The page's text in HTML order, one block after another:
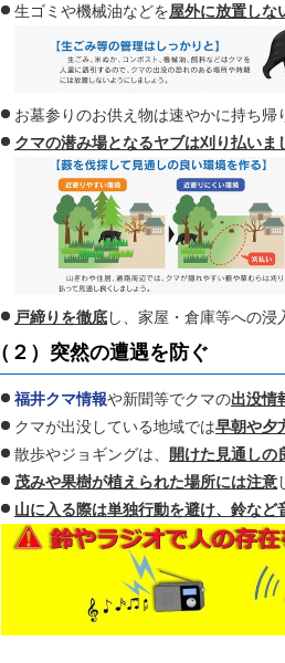
生ゴミや機械油などを屋外に放置しな
お墓参りのお供え物は速やかに持ち帰
クマの潜み場となるヤブは刈り払いま
戸締りを徹底し、家屋・倉庫等への浸
（２）突然の遭遇を防ぐ
福井クマ情報や新聞等でクマの出没情
クマが出没している地域では早朝や夕
散歩やジョギングは、
開けた見通しの
茂みや果樹が植えられた場所には注意
山に入る際は単独行動を避け、鈴など